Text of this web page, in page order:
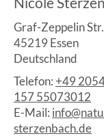
Graf-Zeppelin
45219 Essen
Deutschland
Telefon:+49
157 55073012
E-Mail:
sterzenbach.de